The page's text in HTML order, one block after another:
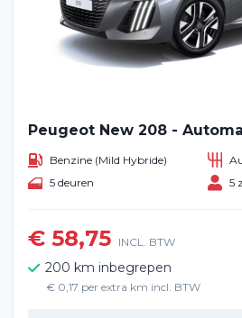
Peugeot New 208 -
Benzine (Mild Hybride)
5 deuren
5
€ 58,75 INCL. BTW
200 km inbegrepen
€ 0,17 per extra km incl. BTW